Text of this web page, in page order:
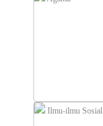
Ilmu-ilmu Sosial